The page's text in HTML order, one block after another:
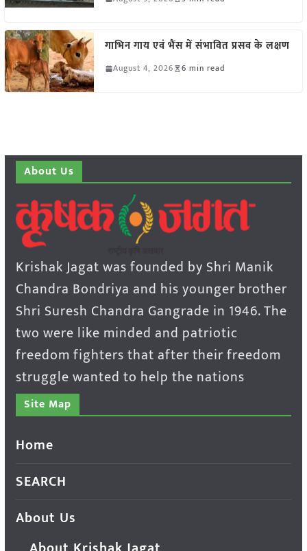
गाभिन गाय एवं भैंस में संभावित प्रसव के लक्षण
August 4, 2026 6 min read
About Us
Krishak Jagat was founded by Shri Manik
Chandra Bondriya and his younger brother
Shri Suresh Chandra Gangrade in 1946. The
two were like minded and patriotic
freedom fighters that after their freedom
struggle wanted to help the nations
Site Map
Home
SEARCH
About Us